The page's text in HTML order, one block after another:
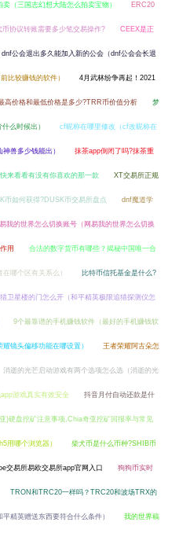
（三国志幻想大陆怎么拍卖宝物） ERC20
币协议转账需要多少笔交易操作? CEEX是正
dnf公会退出多久能加入新的公会（dnf公会会长退
比较赚钱的软件） 4月武林纷争再起！2021
高价格和最低价格是多少?TRR币价值分析 梦
么时候出） cf昵称在哪里修改（cf改昵称在
兽多少钱能出） 抹茶app倒闭了吗?抹茶重
来看看有没有你喜欢的那一款 XT交易所正规
币如何获得?DUSK币交易所盘点 dnf魔道学
我的世界怎么切换账号（网易我的世界怎么切换
用 合法的数字货币有哪些？揭秘中国唯一合
哪个区有关系么） 比特币信托基金是什么?
卫星楼的门怎么开（和平精英极限追猎探测仪怎
9个最靠谱的手机赚钱软件（最好的手机赚钱软
镜头偏移功能在哪设置） 王者荣耀阿古朵怎
消逝的光芒启动游戏有两个选项怎么选（消逝的光
游戏真实有效安全 抖音月付自动还款是什
)硬盘挖矿注意事项,Chia奇亚挖矿回报率与常见
用哪个浏览器） 柴犬币是什么币种?SHIB币
交易所易欧交易所app官网入口 狗狗币实时
TRON和TRC20一样吗？TRC20和波场TRX的
精英赠送东西要符合什么条件） 我的世界稿